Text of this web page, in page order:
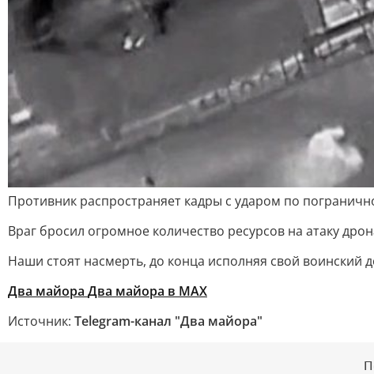
Противник распространяет кадры с ударом по
Враг бросил огромное количество ресурсов на атаку
Наши стоят насмерть, до конца исполняя свой воинский
Два майора Два майора в МАХ
Источник: Telegram-канал "Два майора"